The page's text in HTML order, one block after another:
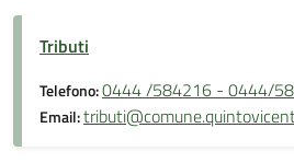
Tributi
Telefono:0444 /584216 - 0444/
Email: